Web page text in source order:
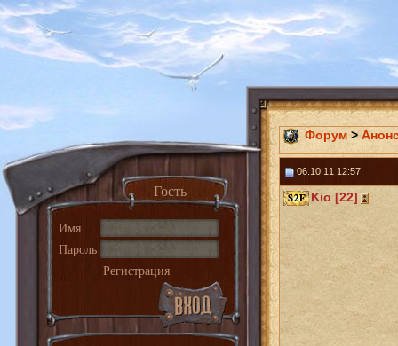
Гость
Имя
Пароль
Регистрация
Форум >
06.10.11 12:57
Kio [22]